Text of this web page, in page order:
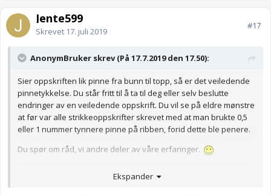
Jente599
Skrevet 17. juli 2019
#17
AnonymBruker skrev (På 17.7.2019 den 17.50):
Sier oppskriften lik pinne fra bunn til topp, så er det veiledende
pinnetykkelse. Du står fritt til å ta til deg eller selv beslutte
endringer av en veiledende oppskrift. Du vil se på eldre mønstre
at før var alle strikkeoppskrifter skrevet med at man brukte 0,5
eller 1 nummer tynnere pinne på ribben, forid dette ble penere.
Du spør om råd, vi andre deler av våre erfaringer.
Ekspander